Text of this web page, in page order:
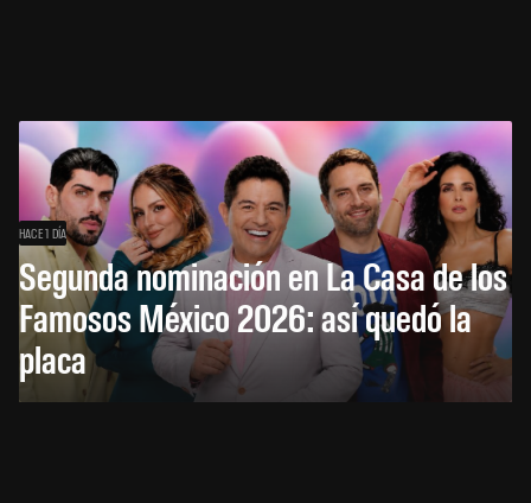
HACE 1 DÍA
Segunda nominación en La Casa de los
Famosos México 2026: así quedó la
placa